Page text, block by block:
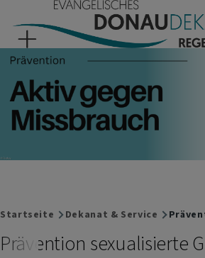
Direkt zum Inhalt
Evangelisches Donaudekanat
Breadcrumb
Startseite Dekanat & Service
Prävention sexualisierte